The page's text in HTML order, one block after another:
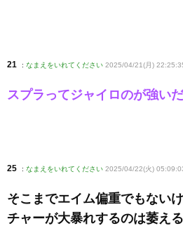
21 : なまえをいれてください 2025/04/21(月)
スプラってジャイロのが強い
25 : なまえをいれてください 2025/04/22(火)
そこまでエイム偏重でもない
チャーが大暴れするのは萎え